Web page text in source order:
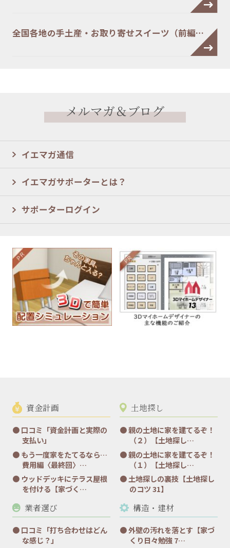
全国各地の手土産・お取り寄せスイーツ（前編…
メルマガ＆ブログ
イエマガ通信
イエマガサポーターとは？
サポーターログイン
資金計画
口コミ「資金計画と実際の
支払い」
もう一度家をたてるなら…
費用編〈最終回〉…
ウッドデッキにテラス屋根
を付ける【家づく…
土地探し
親の土地に家を建てるぞ！
（２）【土地探し…
親の土地に家を建てるぞ！
（１）【土地探し…
土地探しの裏技【土地探し
のコツ 31】
業者選び
口コミ「打ち合わせはどん
な感じ？」
構造・建材
外壁の汚れを落とす【家づ
くり日々勉強 7…